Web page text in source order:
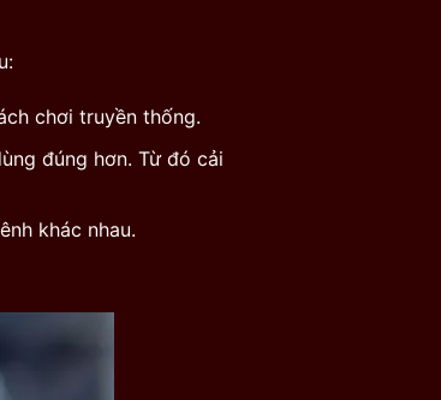
chơi truyền thống.
đúng hơn. Từ đó cải
khác nhau.